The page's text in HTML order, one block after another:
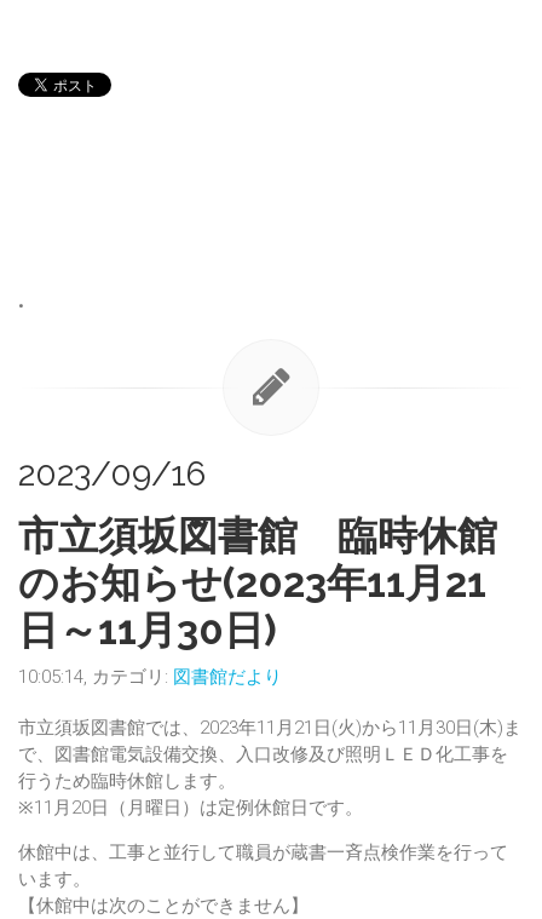
•
2023/09/16
市立須坂図書館 臨時休館
のお知らせ(2023年11月21
日～11月30日)
10:05:14, カテゴリ: 図書館だより
市立須坂図書館では、2023年11月21日(火)から11月30日(木)ま
で、図書館電気設備交換、入口改修及び照明ＬＥＤ化工事を
行うため臨時休館します。
※11月20日（月曜日）は定例休館日です。
休館中は、工事と並行して職員が蔵書一斉点検作業を行って
います。
【休館中は次のことができません】